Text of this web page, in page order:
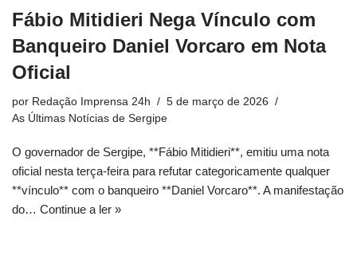
Fábio Mitidieri Nega Vínculo com
Banqueiro Daniel Vorcaro em Nota
Oficial
por Redação Imprensa 24h
5 de março de 2026
As Últimas Notícias de Sergipe
O governador de Sergipe, **Fábio Mitidieri**, emitiu uma nota
oficial nesta terça-feira para refutar categoricamente qualquer
**vínculo** com o banqueiro **Daniel Vorcaro**. A manifestação
do… Continue a ler »